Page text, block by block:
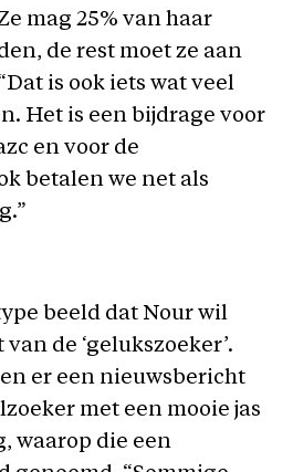
mag 25% van haar
de rest moet ze aan
is ook iets wat veel
Het is een bijdrage voor
en voor de
betalen we net als
beeld dat Nour wil
de ‘gelukszoeker’.
er een nieuwsbericht
met een mooie jas
waarop die een